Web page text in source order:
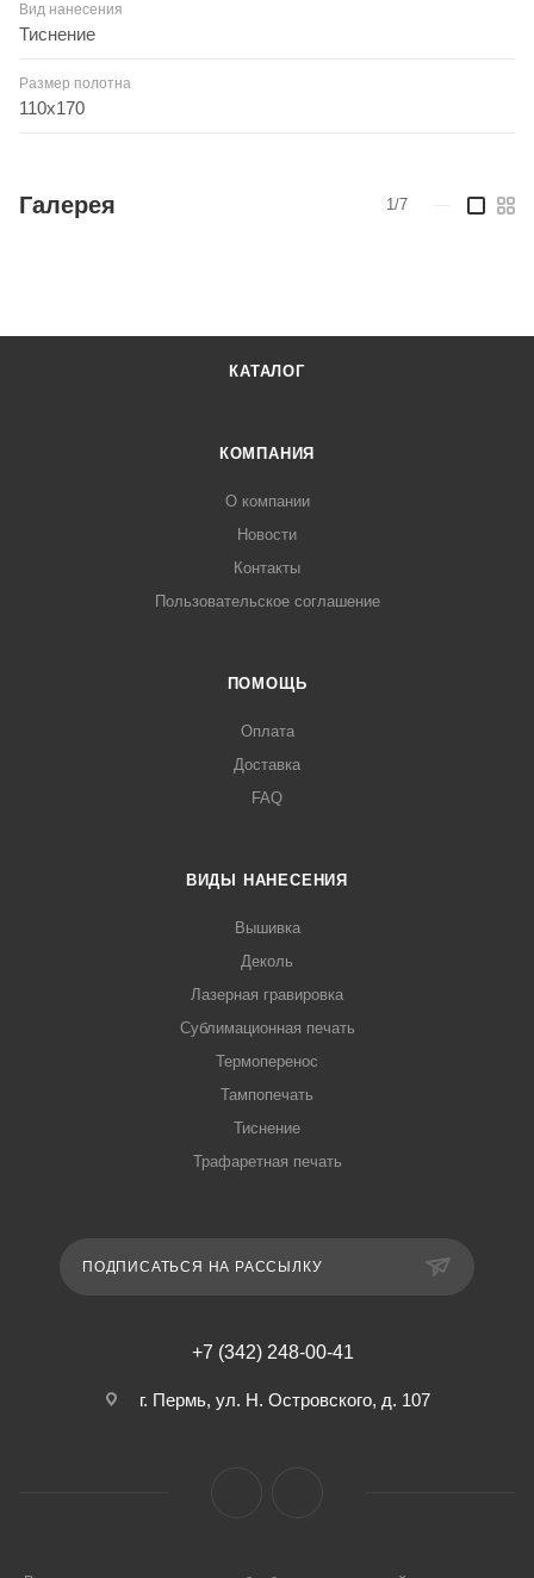
Вид нанесения
Тиснение
Размер полотна
110x170
Галерея 1/7
КАТАЛОГ
КОМПАНИЯ
О компании
Новости
Контакты
Пользовательское соглашение
ПОМОЩЬ
Оплата
Доставка
FAQ
ВИДЫ НАНЕСЕНИЯ
Вышивка
Деколь
Лазерная гравировка
Сублимационная печать
Термоперенос
Тампопечать
Тиснение
Трафаретная печать
ПОДПИСАТЬСЯ НА РАССЫЛКУ
+7 (342) 248-00-41
г. Пермь, ул. Н. Островского, д. 107